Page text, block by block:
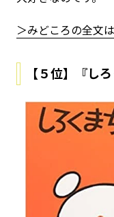
＞みどころの全文
【５位】『し